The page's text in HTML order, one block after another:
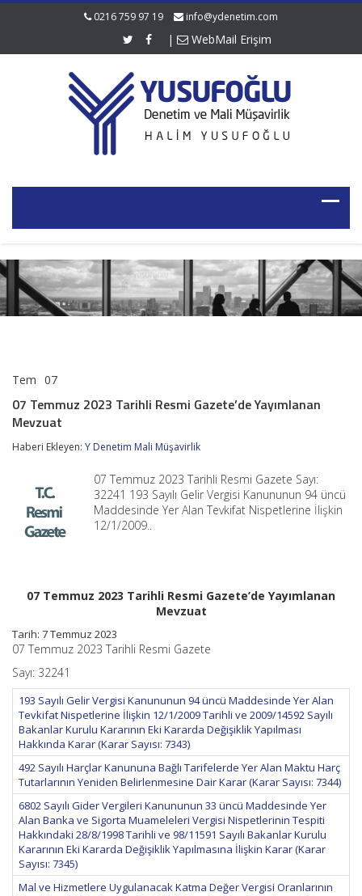
0216 759 97 19 info@ydenetim.com
| WebMail Erişim
Tem 07
2023
Gazete’de
Mevzuat
07 Temmuz 2023 Tarihli Resmi Gazete’de Yayımlanan
Mevzuat
Haberi Ekleyen: Y Denetim Mali Müşavirlik
07 Temmuz 2023 Tarihli Resmi Gazete Sayı:
32241 193 Sayılı Gelir Vergisi Kanununun 94 üncü
Maddesinde Yer Alan Tevkifat Nispetlerine İlişkin
12/1/2009..
07 Temmuz 2023 Tarihli Resmi Gazete’de Yayımlanan
Mevzuat
Tarih: 7 Temmuz 2023
07 Temmuz 2023 Tarihli Resmi Gazete
Sayı: 32241
193 Sayılı Gelir Vergisi Kanununun 94 üncü Maddesinde Yer Alan
Tevkifat Nispetlerine İlişkin 12/1/2009 Tarihli ve 2009/14592 Sayılı
Bakanlar Kurulu Kararının Eki Kararda Değişiklik Yapılması
Hakkında Karar (Karar Sayısı: 7343)
492 Sayılı Harçlar Kanununa Bağlı Tarifelerde Yer Alan Maktu Harç
Tutarlarının Yeniden Belirlenmesine Dair Karar (Karar Sayısı: 7344)
6802 Sayılı Gider Vergileri Kanununun 33 üncü Maddesinde Yer
Alan Banka ve Sigorta Muameleleri Vergisi Nispetlerinin Tespiti
Hakkındaki 28/8/1998 Tarihli ve 98/11591 Sayılı Bakanlar Kurulu
Kararının Eki Kararda Değişiklik Yapılmasına İlişkin Karar (Karar
Sayısı: 7345)
Mal ve Hizmetlere Uygulanacak Katma Değer Vergisi Oranlarının